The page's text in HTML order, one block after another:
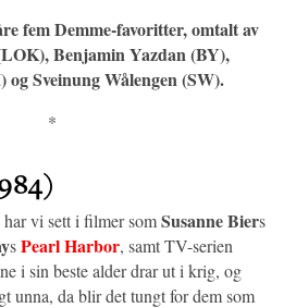
fem Demme-favoritter, omtalt av
Benjamin Yazdan (BY),
Sveinung Wålengen (SW).
*
vi sett i filmer somSusanne Biers
sPearl Harbor, samt TV-serien
i sin beste alder drar ut i krig, og
unna, da blir det tungt for dem som